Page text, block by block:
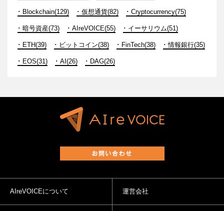
Blockchain(129) 仮想通貨(82) Cryptocurrency(75)
暗号資産(73) AIreVOICE(55) イーサリウム(51)
ETH(39) ビットコイン(38) FinTech(38) 情報銀行(35)
EOS(31) AI(26) DAG(26)
AIreVOICEについて 運営会社